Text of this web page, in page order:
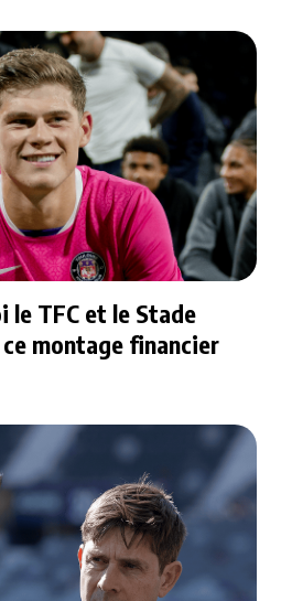
le TFC et le Stade
montage financier